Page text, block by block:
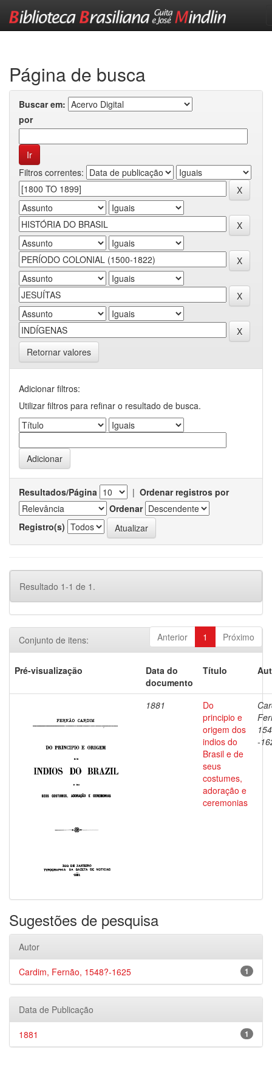
Página de busca
Buscar em:
por
Filtros correntes:
Retornar valores
Adicionar filtros:
Utilizar filtros para refinar o resultado de busca.
Resultados/Página | Ordenar registros por
Ordenar
Registro(s)
Resultado 1-1 de 1.
Anterior 1 Próximo
Conjunto de itens:
Pré-visualização
Data do
documento
Título
1881
Do
principio e
origem dos
indios do
Brasil e de
seus
costumes,
adoração e
ceremonias
-
Sugestões de pesquisa
Autor
1
Cardim, Fernão, 1548?-1625
Data de Publicação
1
1881